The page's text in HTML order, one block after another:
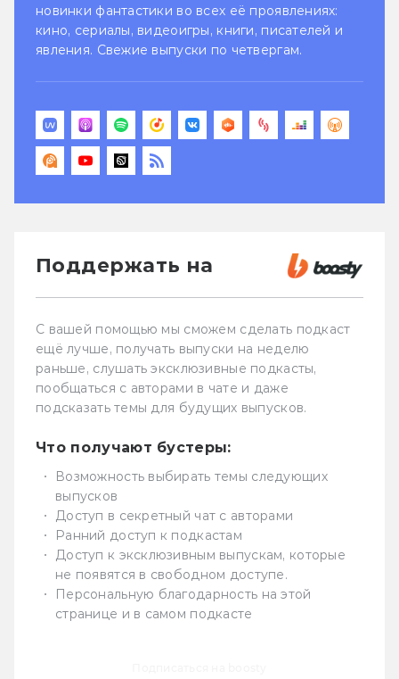
новинки фантастики во всех её проявлениях:
кино, сериалы, видеоигры, книги, писателей и
явления. Свежие выпуски по четвергам.
Поддержать на
С вашей помощью мы сможем сделать подкаст
ещё лучше, получать выпуски на неделю
раньше, слушать эксклюзивные подкасты,
пообщаться с авторами в чате и даже
подсказать темы для будущих выпусков.
Что получают бустеры:
Возможность выбирать темы следующих
выпусков
Доступ в секретный чат с авторами
Ранний доступ к подкастам
Доступ к эксклюзивным выпускам, которые
не появятся в свободном доступе.
Персональную благодарность на этой
странице и в самом подкасте